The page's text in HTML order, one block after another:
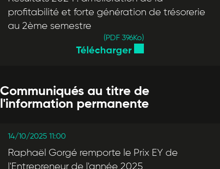
profitabilité et forte génération de trésorerie
au 2ème semestre
(PDF 396Ko)
Télécharger
Communiqués au titre de
l'information permanente
14/10/2025 11:00
Raphaël Gorgé remporte le Prix EY de
l'Entrepreneur de l'année 2025